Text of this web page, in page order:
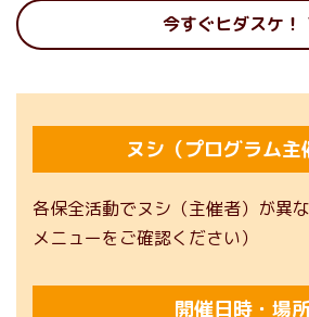
今すぐヒダスケ！
ヌシ（プログラム主
各保全活動でヌシ（主催者）が異
メニューをご確認ください）
開催日時・場